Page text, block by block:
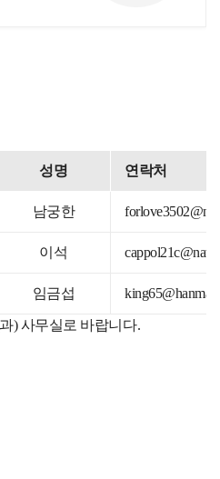
성명 연락처
남궁한
이석
임금섭
) 사무실로 바랍니다.